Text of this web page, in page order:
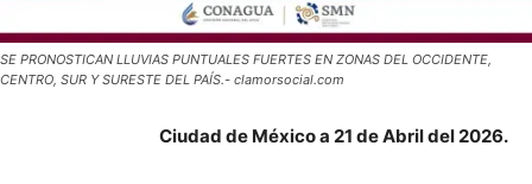
SE PRONOSTICAN LLUVIAS PUNTUALES FUERTES EN ZONAS DEL OCCIDENTE,
CENTRO, SUR Y SURESTE DEL PAÍS.- clamorsocial.com
Ciudad de México a 21 de Abril del 2026.